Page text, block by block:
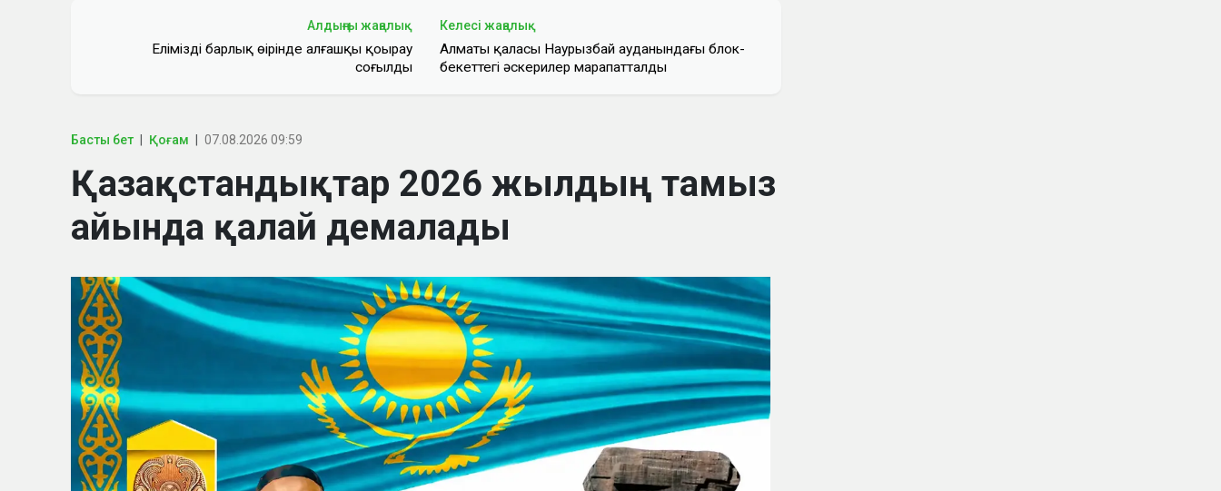
Алдыңғы жаңалық
Еліміздің барлық өңірінде алғашқы қоңырау
соғылды
Келесі жаңалық
Алматы қаласы Наурызбай ауданындағы блок-
бекеттегі әскерилер марапатталды
Басты бет Қоғам 07.08.2026 09:59
Қазақстандықтар 2026 жылдың тамыз
айында қалай демалады